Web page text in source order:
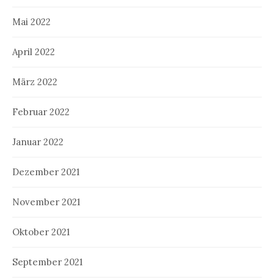
Mai 2022
April 2022
März 2022
Februar 2022
Januar 2022
Dezember 2021
November 2021
Oktober 2021
September 2021